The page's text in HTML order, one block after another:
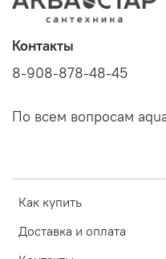
Как купить
Доставка и оплата
Контакты
8-908-878-48-45
По всем вопросам